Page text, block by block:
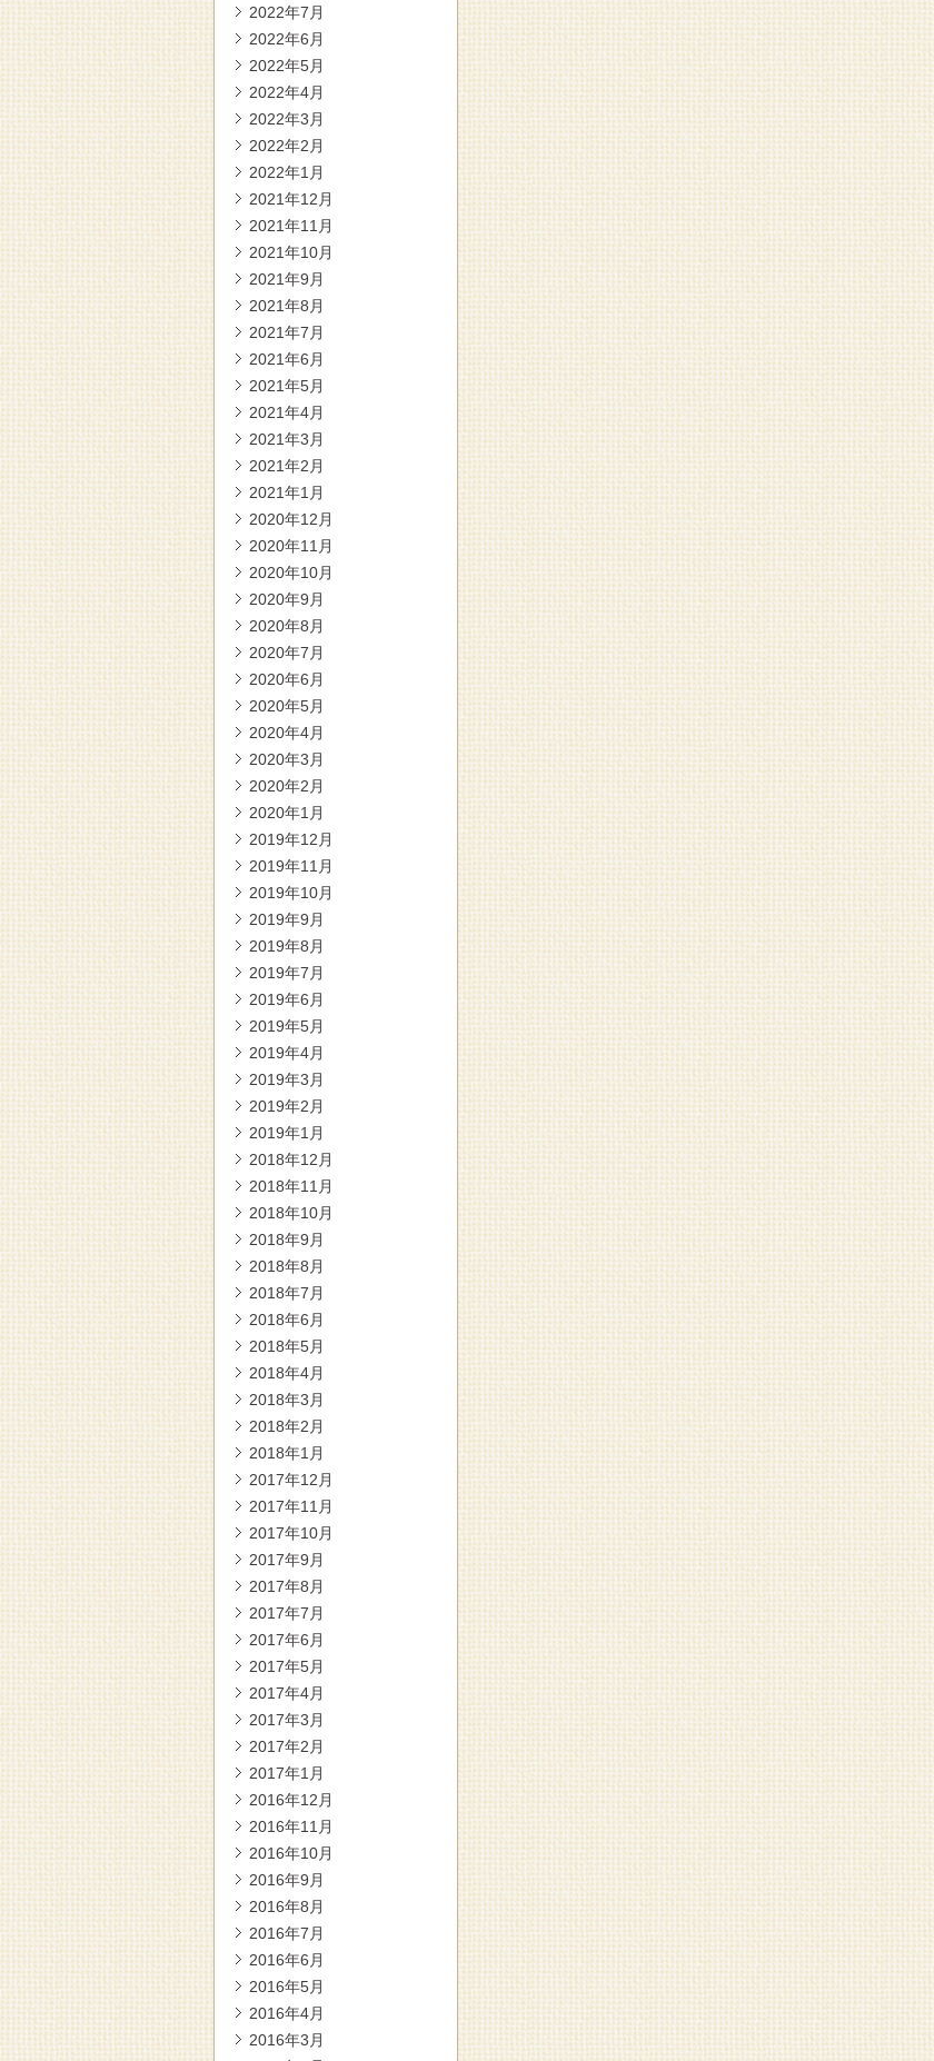
2022年7月
2022年6月
2022年5月
2022年4月
2022年3月
2022年2月
2022年1月
2021年12月
2021年11月
2021年10月
2021年9月
2021年8月
2021年7月
2021年6月
2021年5月
2021年4月
2021年3月
2021年2月
2021年1月
2020年12月
2020年11月
2020年10月
2020年9月
2020年8月
2020年7月
2020年6月
2020年5月
2020年4月
2020年3月
2020年2月
2020年1月
2019年12月
2019年11月
2019年10月
2019年9月
2019年8月
2019年7月
2019年6月
2019年5月
2019年4月
2019年3月
2019年2月
2019年1月
2018年12月
2018年11月
2018年10月
2018年9月
2018年8月
2018年7月
2018年6月
2018年5月
2018年4月
2018年3月
2018年2月
2018年1月
2017年12月
2017年11月
2017年10月
2017年9月
2017年8月
2017年7月
2017年6月
2017年5月
2017年4月
2017年3月
2017年2月
2017年1月
2016年12月
2016年11月
2016年10月
2016年9月
2016年8月
2016年7月
2016年6月
2016年5月
2016年4月
2016年3月